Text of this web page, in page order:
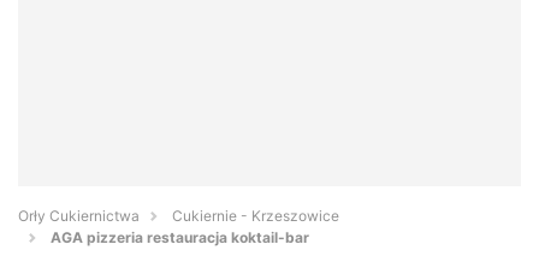
Orły Cukiernictwa
Cukiernie - Krzeszowice
AGA pizzeria restauracja koktail-bar